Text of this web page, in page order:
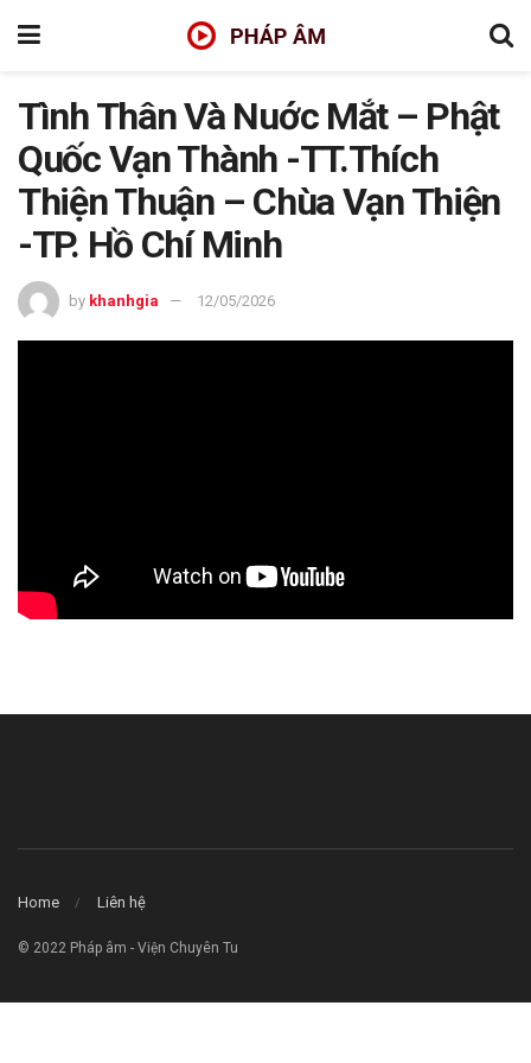
Tình Thân Và Nuớc Mắt – Phật
Quốc Vạn Thành -TT.Thích
Thiện Thuận – Chùa Vạn Thiện
-TP. Hồ Chí Minh
by khanhgia 12/05/2026
Home Liên hệ
© 2022 Pháp âm - Viện Chuyên Tu